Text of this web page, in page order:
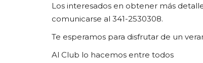
Los interesados en obtener más
comunicarse al 341-2530308.
Te esperamos para disfrutar de un
Al Club lo hacemos entre todos